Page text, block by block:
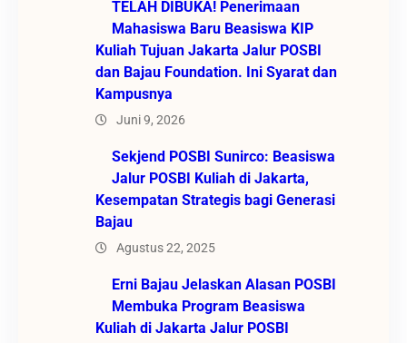
TELAH DIBUKA! Penerimaan
Mahasiswa Baru Beasiswa KIP
Kuliah Tujuan Jakarta Jalur POSBI
dan Bajau Foundation. Ini Syarat dan
Kampusnya
Juni 9, 2026
Sekjend POSBI Sunirco: Beasiswa
Jalur POSBI Kuliah di Jakarta,
Kesempatan Strategis bagi Generasi
Bajau
Agustus 22, 2025
Erni Bajau Jelaskan Alasan POSBI
Membuka Program Beasiswa
Kuliah di Jakarta Jalur POSBI